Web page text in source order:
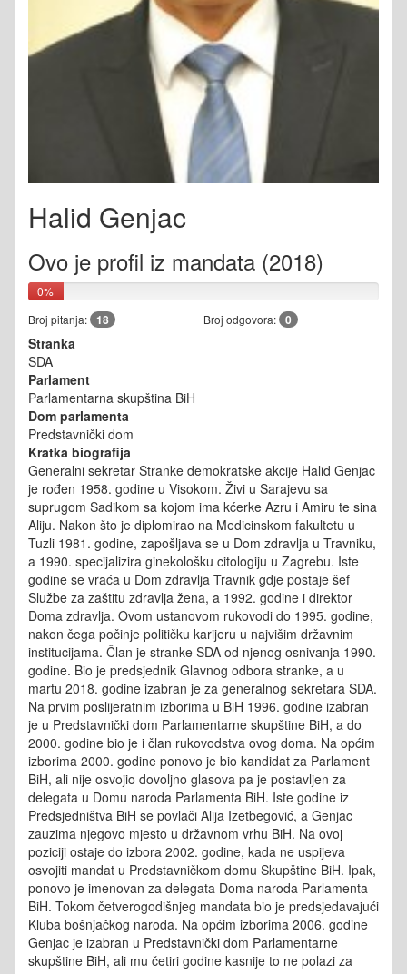
Halid Genjac
Ovo je profil iz mandata (2018)
0%
Broj pitanja: 18 Broj odgovora: 0
Stranka
SDA
Parlament
Parlamentarna skupština BiH
Dom parlamenta
Predstavnički dom
Kratka biografija
Generalni sekretar Stranke demokratske akcije Halid Genjac
je rođen 1958. godine u Visokom. Živi u Sarajevu sa
suprugom Sadikom sa kojom ima kćerke Azru i Amiru te sina
Aliju. Nakon što je diplomirao na Medicinskom fakultetu u
Tuzli 1981. godine, zapošljava se u Dom zdravlja u Travniku,
a 1990. specijalizira ginekološku citologiju u Zagrebu. Iste
godine se vraća u Dom zdravlja Travnik gdje postaje šef
Službe za zaštitu zdravlja žena, a 1992. godine i direktor
Doma zdravlja. Ovom ustanovom rukovodi do 1995. godine,
nakon čega počinje političku karijeru u najvišim državnim
institucijama. Član je stranke SDA od njenog osnivanja 1990.
godine. Bio je predsjednik Glavnog odbora stranke, a u
martu 2018. godine izabran je za generalnog sekretara SDA.
Na prvim poslijeratnim izborima u BiH 1996. godine izabran
je u Predstavnički dom Parlamentarne skupštine BiH, a do
2000. godine bio je i član rukovodstva ovog doma. Na općim
izborima 2000. godine ponovo je bio kandidat za Parlament
BiH, ali nije osvojio dovoljno glasova pa je postavljen za
delegata u Domu naroda Parlamenta BiH. Iste godine iz
Predsjedništva BiH se povlači Alija Izetbegović, a Genjac
zauzima njegovo mjesto u državnom vrhu BiH. Na ovoj
poziciji ostaje do izbora 2002. godine, kada ne uspijeva
osvojiti mandat u Predstavničkom domu Skupštine BiH. Ipak,
ponovo je imenovan za delegata Doma naroda Parlamenta
BiH. Tokom četverogodišnjeg mandata bio je predsjedavajući
Kluba bošnjačkog naroda. Na općim izborima 2006. godine
Genjac je izabran u Predstavnički dom Parlamentarne
skupštine BiH, ali mu četiri godine kasnije to ne polazi za